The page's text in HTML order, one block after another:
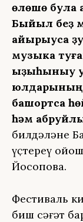
өлөшө була
Быйыл беҙ
айырыуса
музыка
ҡыҙыҡһыныу
юлдарының
башҡортса
һәм
билдәләне
үҫтереү
Йосопова.
Фестиваль
биш сәғәт